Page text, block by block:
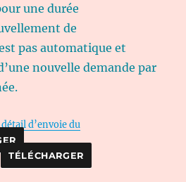
une durée
de
pas automatique et
nouvelle demande par
d’envoie du
TÉLÉCHARGER